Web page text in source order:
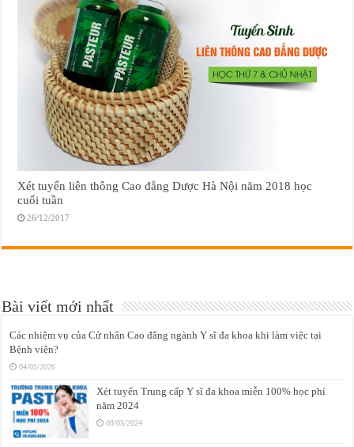
Xét tuyển liên thông Cao đẳng Dược Hà Nội năm 2018 học
cuối tuần
26/12/2017
Bài viết mới nhất
Các nhiệm vụ của Cử nhân Cao đẳng ngành Y sĩ đa khoa khi làm việc tại
Bệnh viện?
04/05/2026
Xét tuyển Trung cấp Y sĩ đa khoa miễn 100% học phí
năm 2024
09/03/2024